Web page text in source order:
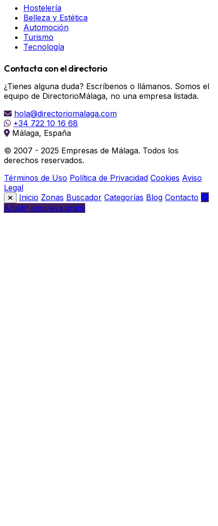
Hostelería
Belleza y Estética
Automoción
Turismo
Tecnología
Contacta con el directorio
¿Tienes alguna duda? Escríbenos o llámanos. Somos el
equipo de DirectorioMálaga, no una empresa listada.
hola@directoriomalaga.com
+34 722 10 16 68
Málaga, España
© 2007 - 2025 Empresas de Málaga. Todos los
derechos reservados.
Términos de Uso Política de Privacidad Cookies Aviso
Legal
Inicio Zonas Buscador Categorías Blog Contacto
Añadir empresa gratis